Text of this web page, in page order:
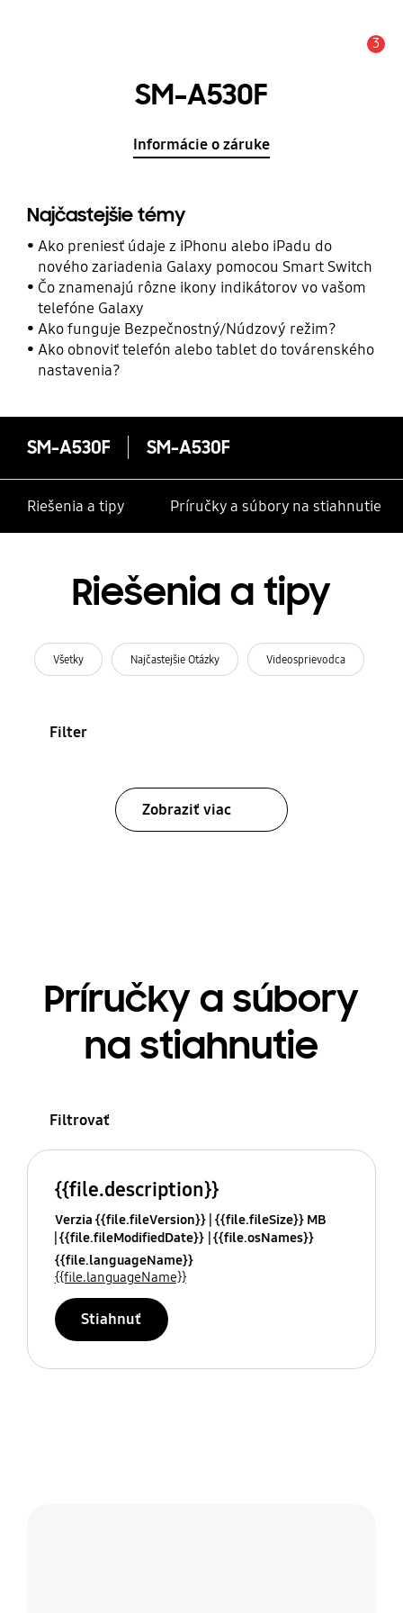
3
SM-A530F
Informácie o záruke
Najčastejšie témy
Ako preniesť údaje z iPhonu alebo iPadu do
nového zariadenia Galaxy pomocou Smart Switch
Čo znamenajú rôzne ikony indikátorov vo vašom
telefóne Galaxy
Ako funguje Bezpečnostný/Núdzový režim?
Ako obnoviť telefón alebo tablet do továrenského
nastavenia?
SM-A530F SM-A530F
Riešenia a tipy Príručky a súbory na stiahnutie
Riešenia a tipy
Všetky Najčastejšie Otázky Videosprievodca
Filter
Zobraziť viac
Príručky a súbory
na stiahnutie
Filtrovať
{{file.description}}
Verzia {{file.fileVersion}} {{file.fileSize}} MB
{{file.fileModifiedDate}} {{file.osNames}}
{{file.languageName}}
{{file.languageName}}
Stiahnuť